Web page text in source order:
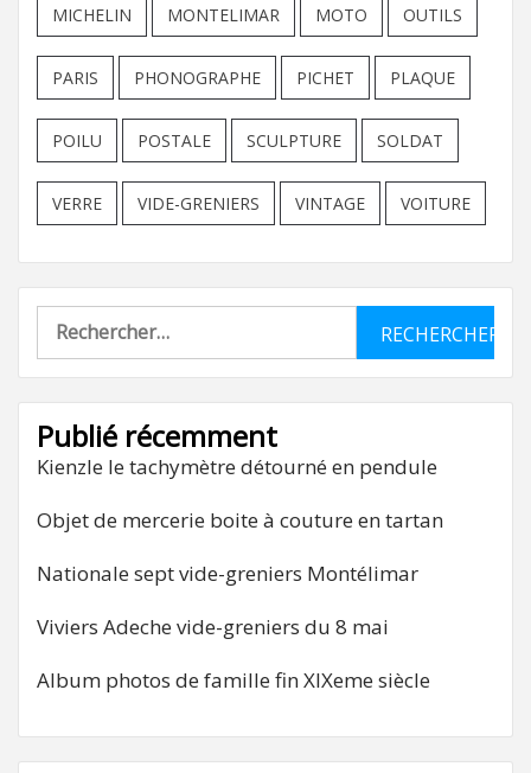
MICHELIN MONTELIMAR MOTO OUTILS
PARIS PHONOGRAPHE PICHET PLAQUE
POILU POSTALE SCULPTURE SOLDAT
VERRE VIDE-GRENIERS VINTAGE VOITURE
Rechercher :
Publié récemment
Kienzle le tachymètre détourné en pendule
Objet de mercerie boite à couture en tartan
Nationale sept vide-greniers Montélimar
Viviers Adeche vide-greniers du 8 mai
Album photos de famille fin XIXeme siècle